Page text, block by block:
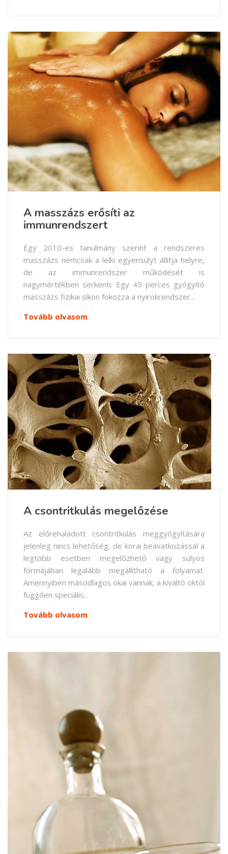
A masszázs erősíti az
immunrendszert
Egy 2010-es tanulmány szerint a rendszeres
masszázs nemcsak a lelki egyensúlyt állítja helyre,
de az immunrendszer működését is
nagymértékben serkenti. Egy 45 perces gyógyító
masszázs fizikai síkon fokozza a nyirokrendszer...
Tovább olvasom
A csontritkulás megelőzése
Az előrehaladott csontritkulás meggyógyítására
jelenleg nincs lehetőség, de korai beavatkozással a
legtöbb esetben megelőzhető vagy súlyos
formájában legalább megállítható a folyamat.
Amennyiben másodlagos okai vannak, a kiváltó októl
függően speciális...
Tovább olvasom